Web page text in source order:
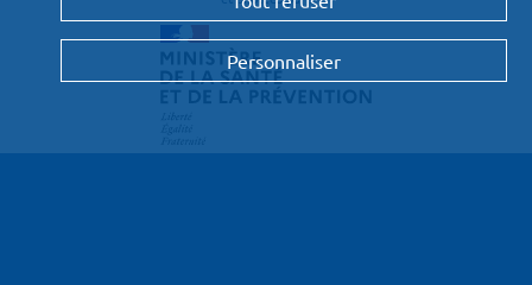
Personnaliser